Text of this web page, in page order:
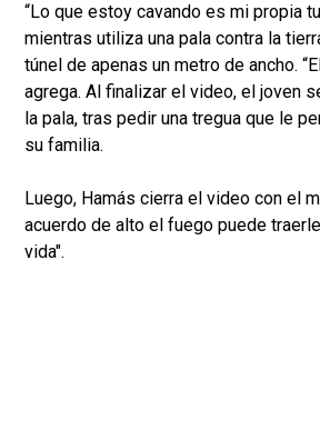
“Lo que estoy cavando es mi propia
mientras utiliza una pala contra la
túnel de apenas un metro de ancho.
agrega. Al finalizar el video, el joven
la pala, tras pedir una tregua que le
su familia.
Luego, Hamás cierra el video con el
acuerdo de alto el fuego puede
vida".